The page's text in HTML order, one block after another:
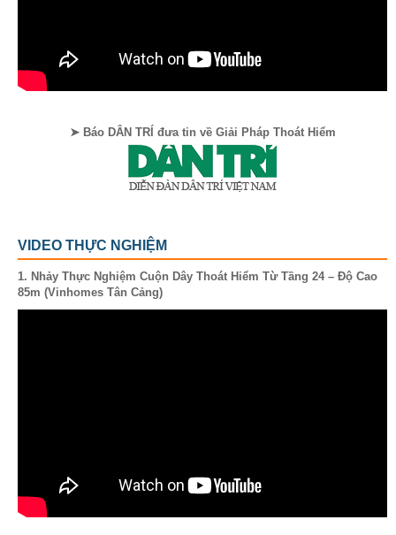
➤ Báo DÂN TRÍ đưa tin về Giải Pháp Thoát Hiểm
VIDEO THỰC NGHIỆM
1. Nhảy Thực Nghiệm Cuộn Dây Thoát Hiểm Từ Tầng 24 – Độ Cao
85m (Vinhomes Tân Cảng)